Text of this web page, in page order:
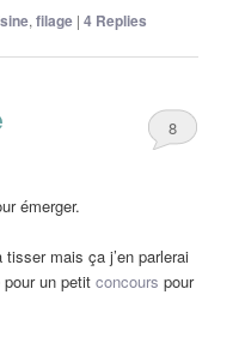
,filage |4 Replies
8
émerger.
mais ça j’en parlerai
pour un petitconcours pour